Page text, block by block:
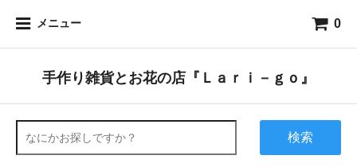
メニュー 0
手作り雑貨とお花の店『Ｌａｒｉ－ｇｏ』
検索